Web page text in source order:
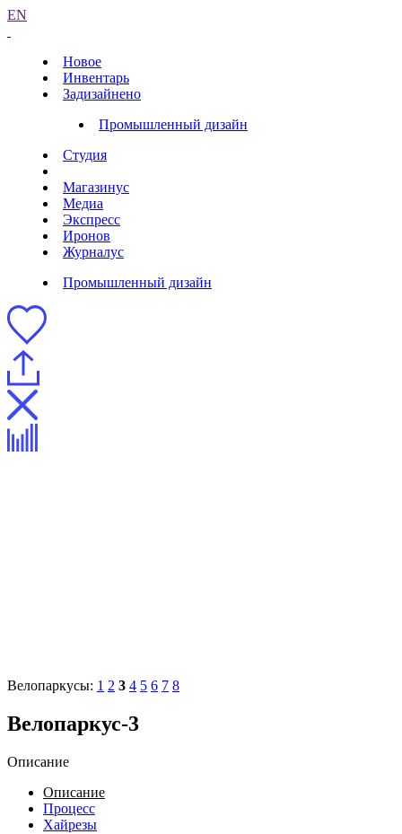
EN
Новое
Инвентарь
Задизайнено
Промышленный дизайн
Студия
Магазинус
Медиа
Экспресс
Иронов
Журналус
Промышленный дизайн
Велопаркусы: 1 2 3 4 5 6 7 8
Велопаркус-3
Описание
Описание
Процесс
Хайрезы